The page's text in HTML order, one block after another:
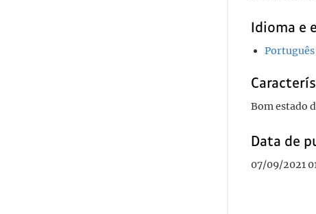
Idioma e
Português
Bom estado
Data de
07/09/2021